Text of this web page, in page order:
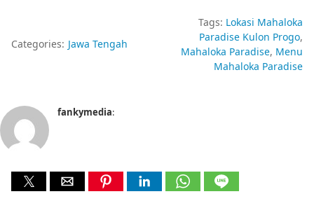
Categories: Jawa Tengah
Tags: Lokasi Mahaloka
Paradise Kulon Progo
Mahaloka Paradise Menu
Mahaloka Paradise
fankymedia: